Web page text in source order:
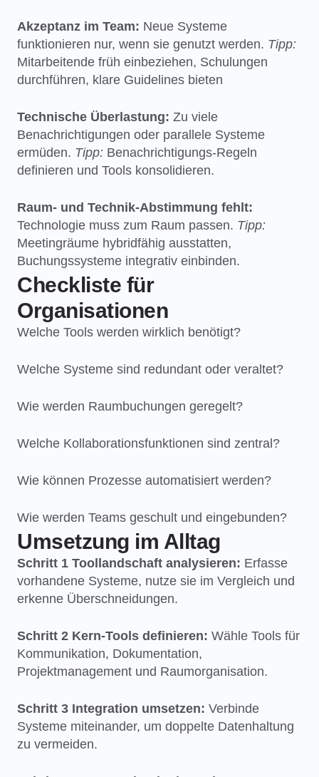
Akzeptanz im Team: Neue Systeme
funktionieren nur, wenn sie genutzt werden. Tipp:
Mitarbeitende früh einbeziehen, Schulungen
durchführen, klare Guidelines bieten
Technische Überlastung: Zu viele
Benachrichtigungen oder parallele Systeme
ermüden. Tipp: Benachrichtigungs-Regeln
definieren und Tools konsolidieren.
Raum- und Technik-Abstimmung fehlt:
Technologie muss zum Raum passen. Tipp:
Meetingräume hybridfähig ausstatten,
Buchungssysteme integrativ einbinden.
Checkliste für
Organisationen
Welche Tools werden wirklich benötigt?
Welche Systeme sind redundant oder veraltet?
Wie werden Raumbuchungen geregelt?
Welche Kollaborationsfunktionen sind zentral?
Wie können Prozesse automatisiert werden?
Wie werden Teams geschult und eingebunden?
Umsetzung im Alltag
Schritt 1 Toollandschaft analysieren: Erfasse
vorhandene Systeme, nutze sie im Vergleich und
erkenne Überschneidungen.
Schritt 2 Kern-Tools definieren: Wähle Tools für
Kommunikation, Dokumentation,
Projektmanagement und Raumorganisation.
Schritt 3 Integration umsetzen: Verbinde
Systeme miteinander, um doppelte Datenhaltung
zu vermeiden.